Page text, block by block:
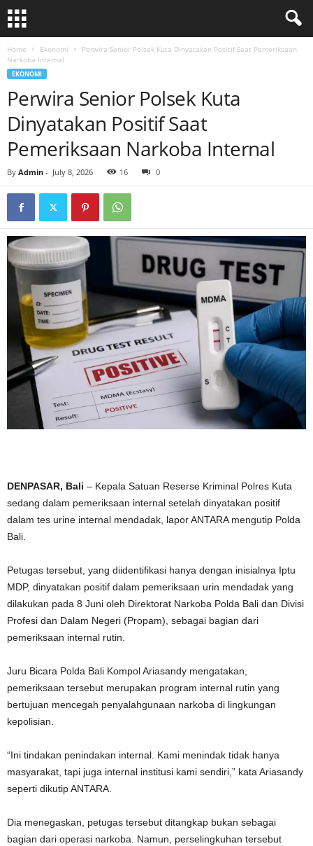
Home Ekonomi
Perwira Senior Polsek Kuta Dinyatakan Positif Saat Pemeriksaan
Narkoba Internal
EKONOMI
Perwira Senior Polsek Kuta
Dinyatakan Positif Saat
Pemeriksaan Narkoba Internal
By Admin - July 8, 2026 16 0
DENPASAR, Bali – Kepala Satuan Reserse Kriminal Polres Kuta
sedang dalam pemeriksaan internal setelah dinyatakan positif
dalam tes urine internal mendadak, lapor ANTARA mengutip Polda
Bali.
Petugas tersebut, yang diidentifikasi hanya dengan inisialnya Iptu
MDP, dinyatakan positif dalam pemeriksaan urin mendadak yang
dilakukan pada 8 Juni oleh Direktorat Narkoba Polda Bali dan Divisi
Profesi dan Dalam Negeri (Propam), sebagai bagian dari
pemeriksaan internal rutin.
Juru Bicara Polda Bali Kompol Ariasandy mengatakan,
pemeriksaan tersebut merupakan program internal rutin yang
bertujuan mencegah penyalahgunaan narkoba di lingkungan
kepolisian.
“Ini tindakan penindakan internal. Kami menindak tidak hanya
masyarakat, tapi juga internal institusi kami sendiri,” kata Ariasandy
seperti dikutip ANTARA.
Dia menegaskan, petugas tersebut ditangkap bukan sebagai
bagian dari operasi narkoba. Namun, perselingkuhan tersebut